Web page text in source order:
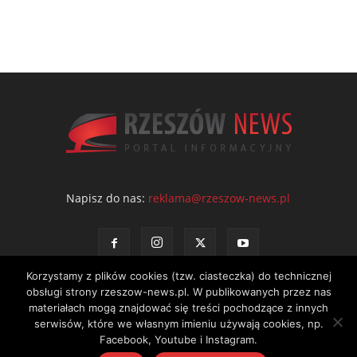
Napisz do nas: reklama@rzeszow-news.pl
Kontakt Polityka prywatności Regulamin portalu
© NEWS Sp. z o.o. - wydawca portalu Rzeszów News. Wszystkie prawa
Korzystamy z plików cookies (tzw. ciasteczka) do technicznej
obsługi strony rzeszow-news.pl. W publikowanych przez nas
materiałach mogą znajdować się treści pochodzące z innych
serwisów, które we własnym imieniu używają cookies, np.
Facebook, Youtube i Instagram.